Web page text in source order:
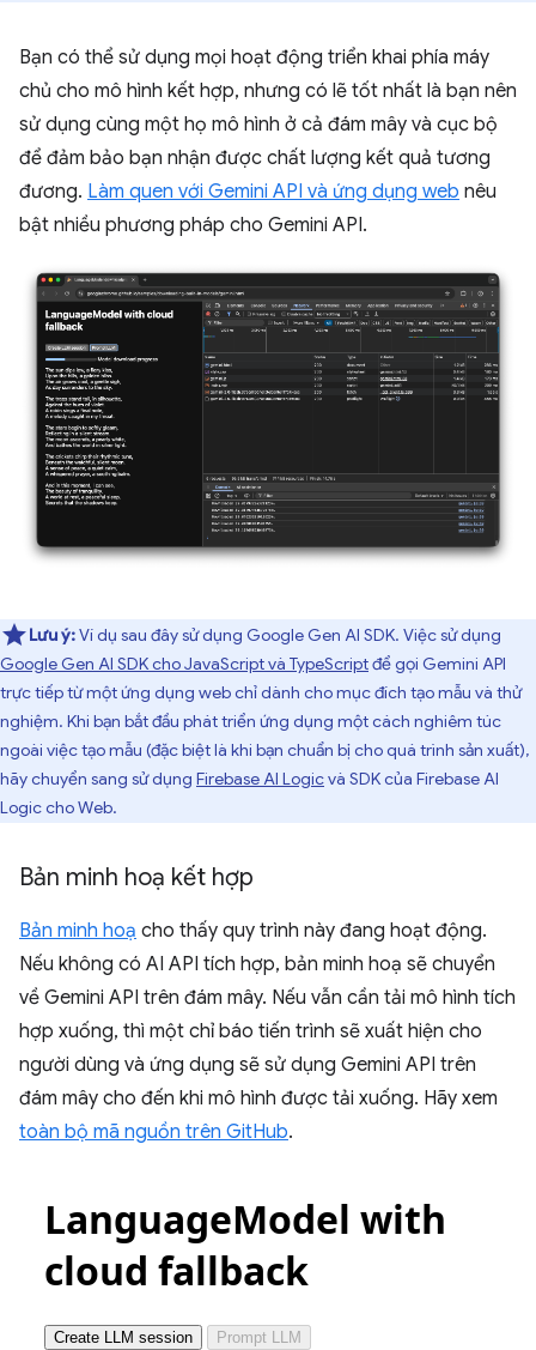
Bạn có thể sử dụng mọi hoạt động triển khai phía máy
chủ cho mô hình kết hợp, nhưng có lẽ tốt nhất là bạn nên
sử dụng cùng một họ mô hình ở cả đám mây và cục bộ
để đảm bảo bạn nhận được chất lượng kết quả tương
đương. Làm quen với Gemini API và ứng dụng web nêu
bật nhiều phương pháp cho Gemini API.
Lưu ý:Ví dụ sau đây sử dụng Google Gen AI SDK. Việc sử dụng
Google Gen AI SDK cho JavaScript và TypeScriptđể gọi Gemini API
trực tiếp từ một ứng dụng web chỉ dành cho mục đích tạo mẫu và thử
nghiệm. Khi bạn bắt đầu phát triển ứng dụng một cách nghiêm túc
ngoài việc tạo mẫu (đặc biệt là khi bạn chuẩn bị cho quá trình sản xuất),
hãy chuyển sang sử dụng Firebase AI Logicvà SDK của Firebase AI
Logic cho Web.
Bản minh hoạ kết hợp
Bản minh hoạ cho thấy quy trình này đang hoạt động.
Nếu không có AI API tích hợp, bản minh hoạ sẽ chuyển
về Gemini API trên đám mây. Nếu vẫn cần tải mô hình tích
hợp xuống, thì một chỉ báo tiến trình sẽ xuất hiện cho
người dùng và ứng dụng sẽ sử dụng Gemini API trên
đám mây cho đến khi mô hình được tải xuống. Hãy xem
toàn bộ mã nguồn trên GitHub.